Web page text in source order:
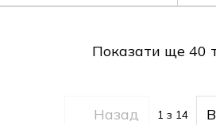
Показати ще 40
Назад 1 з 14